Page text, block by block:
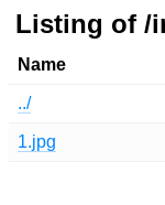
Listing of /
Name
../
1.jpg